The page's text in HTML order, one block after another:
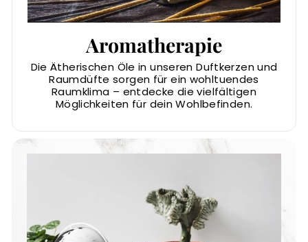
Aromatherapie
Die Ätherischen Öle in unseren Duftkerzen und
Raumdüfte sorgen für ein wohltuendes
Raumklima – entdecke die vielfältigen
Möglichkeiten für dein Wohlbefinden.